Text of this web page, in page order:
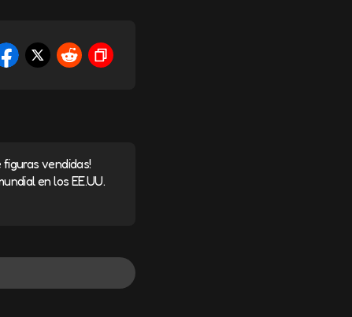
figuras vendidas!
en los EE.UU.